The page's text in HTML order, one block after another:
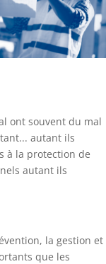
ont souvent du mal
autant ils
à la protection de
autant ils
la gestion et
que les